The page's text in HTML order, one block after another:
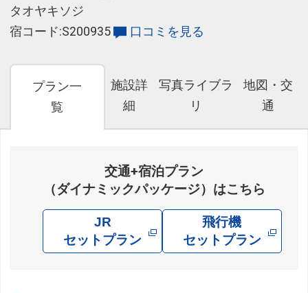
タオヤキソジ
宿コード:S200935
口コミを見る
プラン一
覧
施設詳
細
写真ライブラ
リ
地図・交
通
交通+宿泊プラン
（ダイナミックパッケージ）はこちら
JR
セットプラン
飛行機
セットプラン